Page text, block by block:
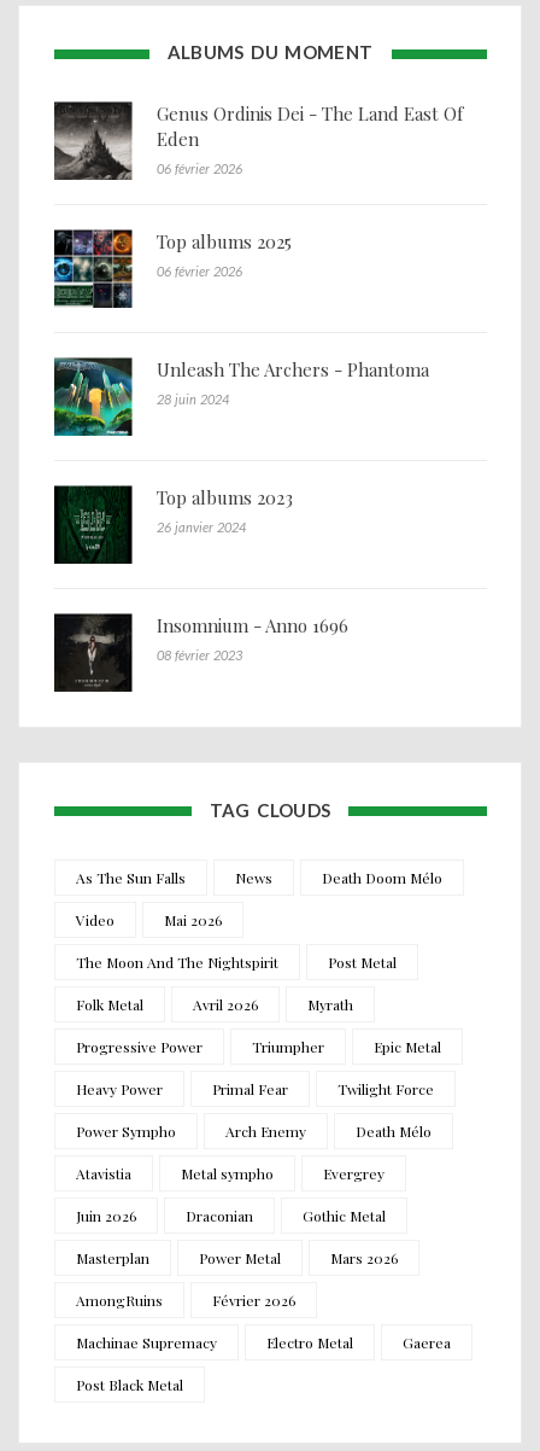
ALBUMS DU MOMENT
Genus Ordinis Dei - The Land East Of
Eden
06 février 2026
Top albums 2025
06 février 2026
Unleash The Archers - Phantoma
28 juin 2024
Top albums 2023
26 janvier 2024
Insomnium - Anno 1696
08 février 2023
TAG CLOUDS
As The Sun Falls News Death Doom Mélo
Video Mai 2026
The Moon And The Nightspirit Post Metal
Folk Metal Avril 2026 Myrath
Progressive Power Triumpher Epic Metal
Heavy Power Primal Fear Twilight Force
Power Sympho Arch Enemy Death Mélo
Atavistia Metal sympho Evergrey
Juin 2026 Draconian Gothic Metal
Masterplan Power Metal Mars 2026
AmongRuins Février 2026
Machinae Supremacy Electro Metal Gaerea
Post Black Metal